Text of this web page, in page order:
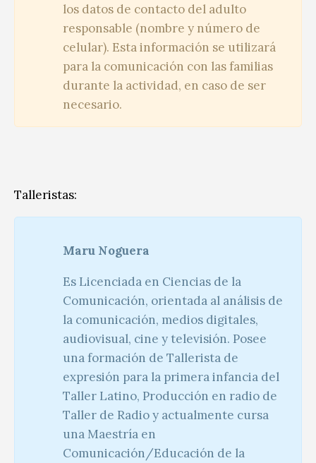
los datos de contacto del adulto
responsable (nombre y número de
celular). Esta información se utilizará
para la comunicación con las familias
durante la actividad, en caso de ser
necesario.
Talleristas:
Maru Noguera
Es Licenciada en Ciencias de la
Comunicación, orientada al análisis de
la comunicación, medios digitales,
audiovisual, cine y televisión. Posee
una formación de Tallerista de
expresión para la primera infancia del
Taller Latino, Producción en radio de
Taller de Radio y actualmente cursa
una Maestría en
Comunicación/Educación de la